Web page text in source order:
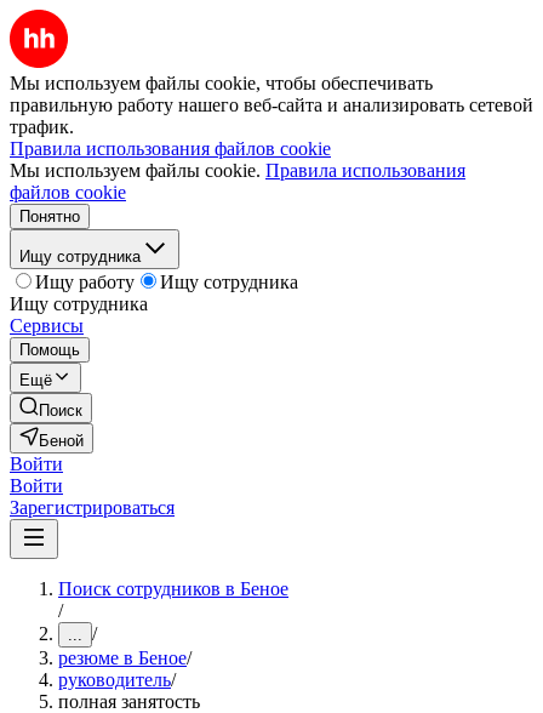
Мы используем файлы cookie, чтобы обеспечивать
правильную работу нашего веб-сайта и анализировать сетевой
трафик.
Правила использования файлов cookie
Мы используем файлы cookie. Правила использования
файлов cookie
Понятно
Ищу сотрудника
Ищу работу
Ищу сотрудника
Ищу сотрудника
Сервисы
Помощь
Ещё
Поиск
Беной
Войти
Войти
Зарегистрироваться
Поиск сотрудников в Беное
/
... /
резюме в Беное/
руководитель/
полная занятость